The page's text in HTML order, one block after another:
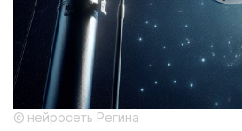
© нейросеть Регина